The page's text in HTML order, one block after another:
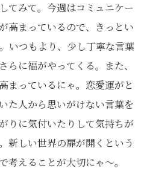
てみて。今週はコミュニケー
高まっているので、きっとい
いつもより、少し丁寧な言葉
らに福がやってくる。また、
まっているにゃ。恋愛運がと
た人から思いがけない言葉を
りに気付いたりして気持ちが
新しい世界の扉が開くという
考えることが大切にゃ～。